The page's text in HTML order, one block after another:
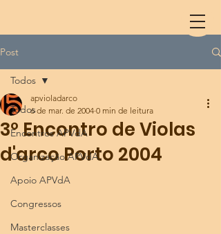
Post
Todos
Encontros APVdA
Organização APVdA
Apoio APVdA
Congressos
Masterclasses
Todos
3º Encontro de Violas
d'arco Porto 2004
apvioladarco
6 de mar. de 2004 0 min de leitura